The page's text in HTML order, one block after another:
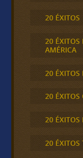
20 ÉXITOS
20 ÉXITOS
AMÉRICA
20 ÉXITOS
20 ÉXITOS
20 ÉXITOS
20 ÉXITOS